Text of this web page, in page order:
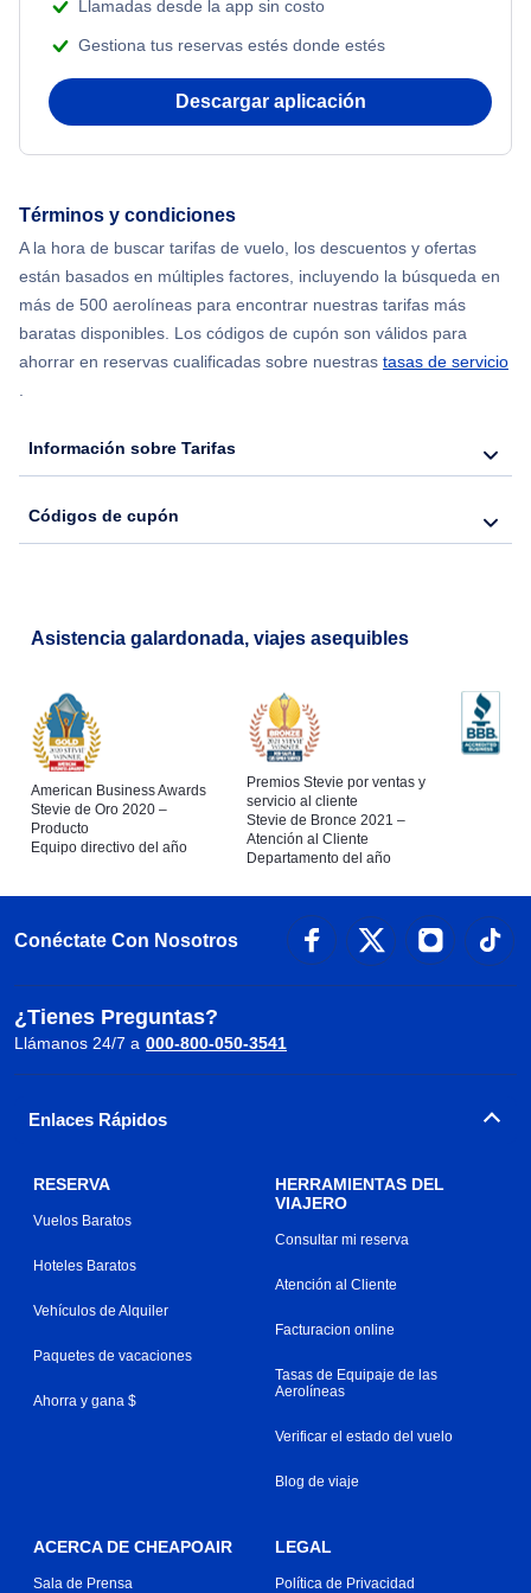
Flights from Shanghai to Nueva York
Flights from Delhi to Nueva York
Flights from Nueva York to Seúl
Flights from Nueva York to Barcelona
Llamadas desde la app sin costo
Gestiona tus reservas estés donde estés
Descargar aplicación
Términos y condiciones
A la hora de buscar tarifas de vuelo, los descuentos y ofertas
están basados en múltiples factores, incluyendo la búsqueda en
más de 500 aerolíneas para encontrar nuestras tarifas más
baratas disponibles. Los códigos de cupón son válidos para
ahorrar en reservas cualificadas sobre nuestras tasas de servicio
.
Información sobre Tarifas
Códigos de cupón
Asistencia galardonada, viajes asequibles
American Business Awards
Stevie de Oro 2020 –
Producto
Equipo directivo del año
Premios Stevie por ventas y
servicio al cliente
Stevie de Bronce 2021 –
Atención al Cliente
Departamento del año
Conéctate Con Nosotros
¿Tienes Preguntas?
Llámanos 24/7 a 000-800-050-3541
Enlaces Rápidos
RESERVA
Vuelos Baratos
Hoteles Baratos
Vehículos de Alquiler
Paquetes de vacaciones
Ahorra y gana $
HERRAMIENTAS DEL
VIAJERO
Consultar mi reserva
Atención al Cliente
Facturacion online
Tasas de Equipaje de las
Aerolíneas
Verificar el estado del vuelo
Blog de viaje
ACERCA DE CHEAPOAIR
Sala de Prensa
LEGAL
Política de Privacidad